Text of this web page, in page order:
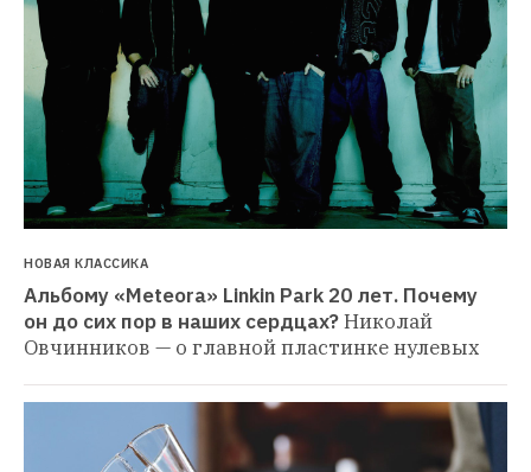
НОВАЯ КЛАССИКА
Альбому «Meteora» Linkin Park 20 лет. Почему
он до сих пор в наших сердцах?Николай
Овчинников — о главной пластинке нулевых